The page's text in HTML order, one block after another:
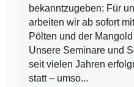
bekanntzugeben: Für
arbeiten wir ab sofort
Pölten und der
Unsere Seminare und
seit vielen Jahren
statt – umso...